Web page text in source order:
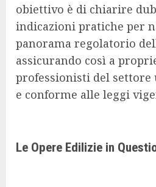
obiettivo è di chiarire
indicazioni pratiche per
panorama regolatorio
assicurando così a
professionisti del settore
e conforme alle leggi
Le Opere Edilizie in